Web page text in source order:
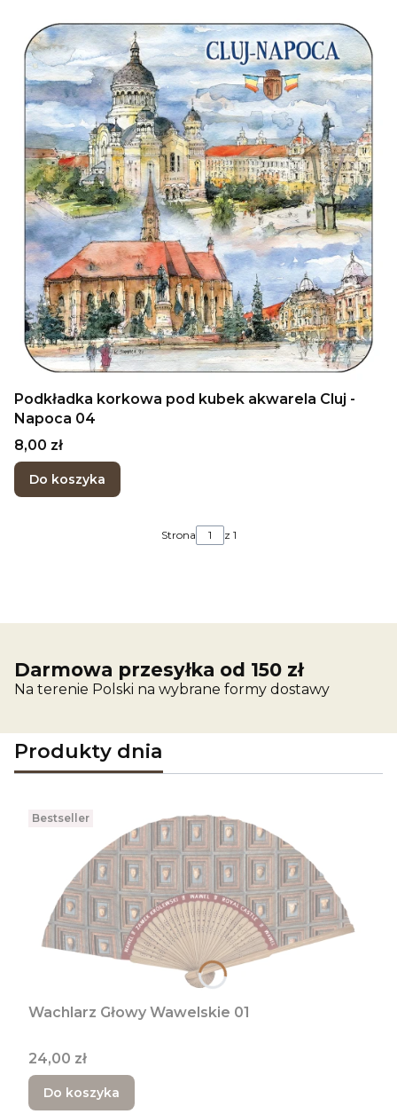
Podkładka korkowa pod kubek akwarela Cluj -
Napoca 04
Cena
8,00 zł
Do koszyka
Strona z 1
Darmowa przesyłka od 150 zł
Na terenie Polski na wybrane formy dostawy
Produkty dnia
Bestseller
Wachlarz Głowy Wawelskie 01
Cena
24,00 zł
Do koszyka